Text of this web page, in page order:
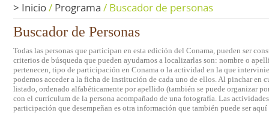
> Inicio/ Programa / Buscador de personas
Buscador de Personas
Todas las personas que participan en esta edición del Conama, pueden ser
criterios de búsqueda que pueden ayudarnos a localizarlas son: nombre o
pertenecen, tipo de participación en Conama o la actividad en la que
podemos acceder a la ficha de institución de cada uno de ellos. Al pinchar en
listado, ordenado alfabéticamente por apellido (también se puede organizar
con el currículum de la persona acompañado de una fotografía. Las
participación que desempeñan es otra información que también puede ser